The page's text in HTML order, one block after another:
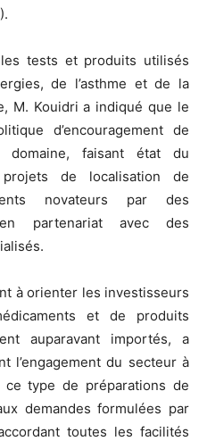
tests et produits utilisés
de l’asthme et de la
M. Kouidri a indiqué que le
d’encouragement de
domaine, faisant état du
de localisation de
novateurs par des
partenariat avec des
à orienter les investisseurs
et de produits
auparavant importés, a
l’engagement du secteur à
type de préparations de
demandes formulées par
toutes les facilités